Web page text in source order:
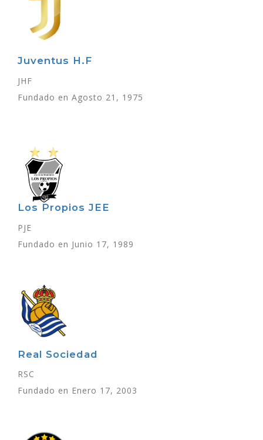
Juventus H.F
JHF
Fundado en Agosto 21, 1975
Los Propios JEE
PJE
Fundado en Junio 17, 1989
Real Sociedad
RSC
Fundado en Enero 17, 2003